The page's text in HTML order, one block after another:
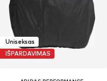
Uniseksas
IŠPARDAVIMAS